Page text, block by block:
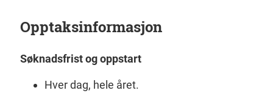
Opptaksinformasjon
Søknadsfrist og oppstart
Hver dag, hele året.